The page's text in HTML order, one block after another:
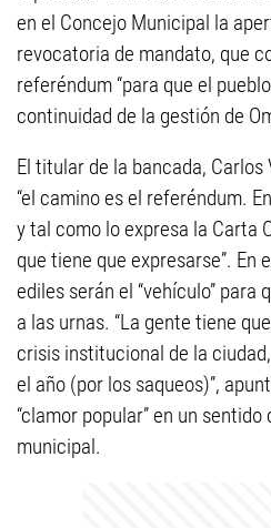
en el Concejo Municipal la
revocatoria de mandato, que
referéndum “para que el
continuidad de la gestión de
El titular de la bancada, Carlos
“el camino es el referéndum.
y tal como lo expresa la Carta
que tiene que expresarse”. En
ediles serán el “vehículo”
a las urnas. “La gente tiene
crisis institucional de la
el año (por los saqueos)”,
“clamor popular” en un
municipal.